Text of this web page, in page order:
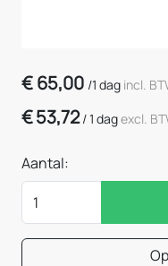
€65,00 /1 dag incl.
€53,72 /1 dagexcl.
Aantal: